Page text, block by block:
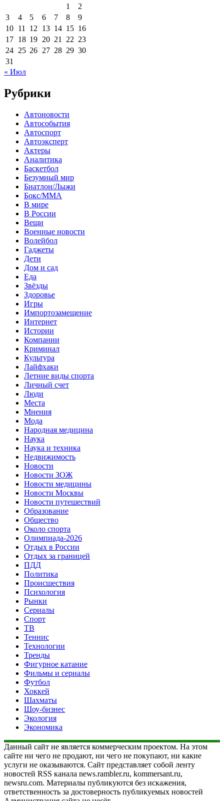
1
2
3
4 5 6 7 8
9
10 11 12 13 14 15 16
17 18 19 20 21 22 23
24 25 26 27 28 29 30
31
« Июл
Рубрики
Автоновости
Автособытия
Автоспорт
Автоэксперт
Актеры
Аналитика
Баскетбол
Безумный мир
Биатлон/Лыжи
Бокс/MMA
В мире
В России
Вещи
Военные новости
Волейбол
Гаджеты
Дети
Дом и сад
Еда
Звёзды
Здоровье
Игры
Импортозамещение
Интернет
Истории
Компании
Криминал
Культура
Лайфхаки
Летние виды спорта
Личный счет
Люди
Места
Мнения
Мода
Народная медицина
Наука
Наука и техника
Недвижимость
Новости
Новости ЗОЖ
Новости медицины
Новости Москвы
Новости путешествий
Образование
Общество
Около спорта
Олимпиада-2026
Отдых в России
Отдых за границей
ПДД
Политика
Происшествия
Психология
Рынки
Сериалы
Спорт
ТВ
Теннис
Технологии
Тренды
Фигурное катание
Фильмы и сериалы
Футбол
Хоккей
Шахматы
Шоу-бизнес
Экология
Экономика
Данный сайт не является коммерческим проектом. На этом
сайте ни чего не продают, ни чего не покупают, ни какие
услуги не оказываются. Сайт представляет собой ленту
новостей RSS канала news.rambler.ru, kommersant.ru,
newsru.com. Материалы публикуются без искажения,
ответственность за достоверность публикуемых новостей